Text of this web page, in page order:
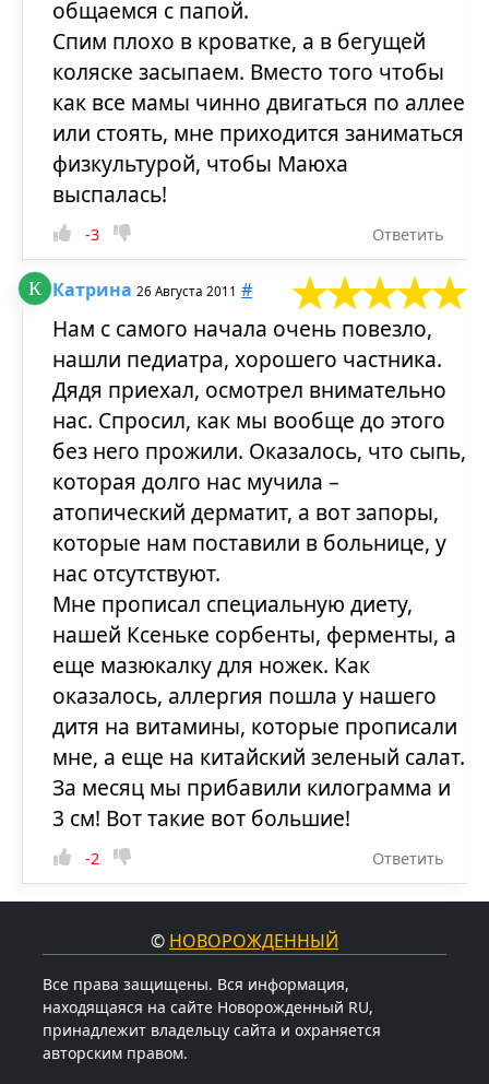
общаемся с папой.
Спим плохо в кроватке, а в бегущей
коляске засыпаем. Вместо того чтобы
как все мамы чинно двигаться по аллее
или стоять, мне приходится заниматься
физкультурой, чтобы Маюха
выспалась!
-3 Ответить
Катрина 26 Августа 2011 #
Нам с самого начала очень повезло,
нашли педиатра, хорошего частника.
Дядя приехал, осмотрел внимательно
нас. Спросил, как мы вообще до этого
без него прожили. Оказалось, что сыпь,
которая долго нас мучила –
атопический дерматит, а вот запоры,
которые нам поставили в больнице, у
нас отсутствуют.
Мне прописал специальную диету,
нашей Ксеньке сорбенты, ферменты, а
еще мазюкалку для ножек. Как
оказалось, аллергия пошла у нашего
дитя на витамины, которые прописали
мне, а еще на китайский зеленый салат.
За месяц мы прибавили килограмма и
3 см! Вот такие вот большие!
-2 Ответить
© НОВОРОЖДЕННЫЙ
Все права защищены. Вся информация,
находящаяся на сайте Новорожденный RU,
принадлежит владельцу сайта и охраняется
авторским правом.